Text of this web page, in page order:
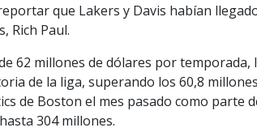
que Lakers y Davis habían
Rich Paul.
62 millones de dólares por temporada,
de la liga, superando los 60,8
de Boston el mes pasado como parte
304 millones.